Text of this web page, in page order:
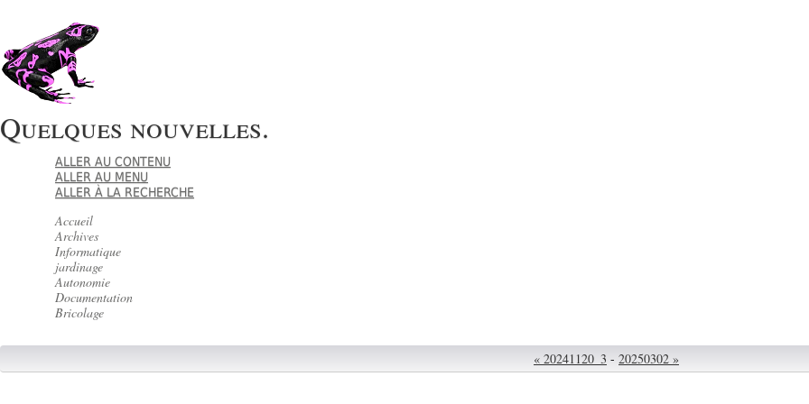
Quelques nouvelles.
ALLER AU CONTENU
ALLER AU MENU
ALLER À LA RECHERCHE
Accueil
Archives
Informatique
jardinage
Autonomie
Documentation
Bricolage
« 20241120_3 - 20250302 »